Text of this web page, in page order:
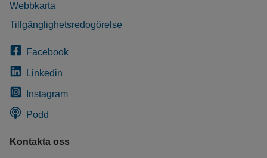
Webbkarta
Tillgänglighetsredogörelse
Facebook
Linkedin
Instagram
Podd
Kontakta oss